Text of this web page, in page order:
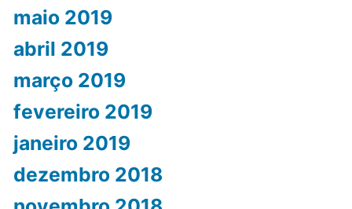
maio 2019
abril 2019
março 2019
fevereiro 2019
janeiro 2019
dezembro 2018